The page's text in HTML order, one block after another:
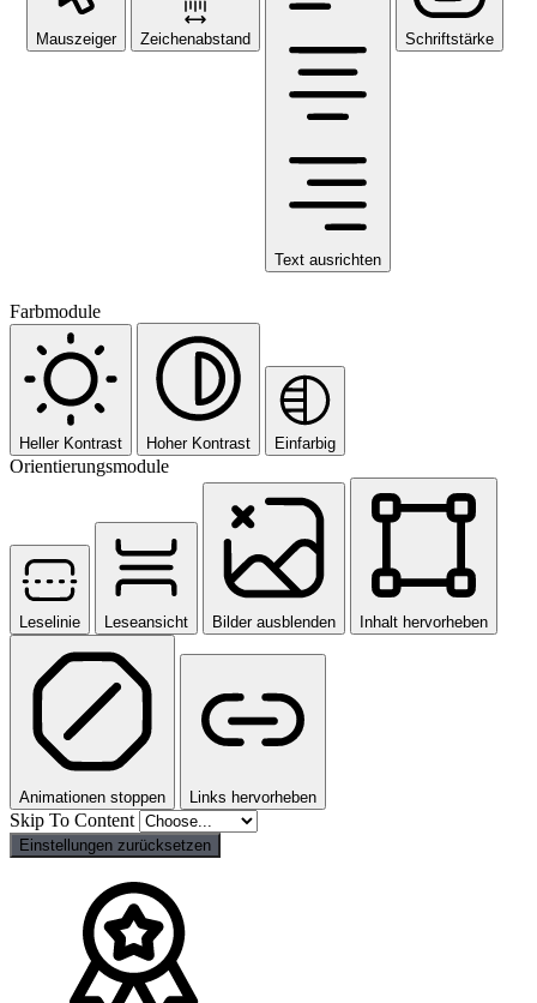
Mauszeiger Zeichenabstand
Text ausrichten
Schriftstärke
Farbmodule
Heller Kontrast Hoher Kontrast Einfarbig
Orientierungsmodule
Leselinie Leseansicht Bilder ausblenden Inhalt hervorheben
Animationen stoppen Links hervorheben
Skip To Content
Einstellungen zurücksetzen